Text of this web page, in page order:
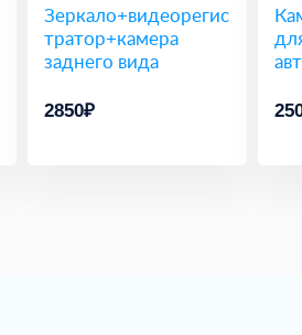
Зеркало+видеорегис
тратор+камера
заднего вида
2850₽